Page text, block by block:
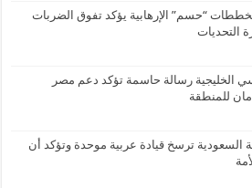
“حسم” الإرهابية يؤكد تفوق الضربات
التحديات
الخليجية رسالة حاسمة تؤكد دعم مصر
للمنطقة
السعودية ترسخ قيادة عربية موحدة وتؤكد أن